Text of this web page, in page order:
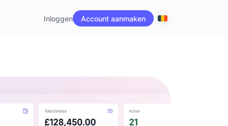
Inloggen Account aanmaken